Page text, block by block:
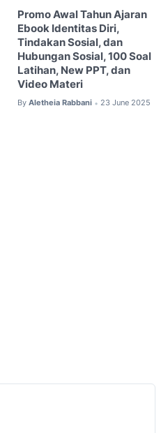
Promo Awal Tahun Ajaran
Ebook Identitas Diri,
Tindakan Sosial, dan
Hubungan Sosial, 100 Soal
Latihan, New PPT, dan
Video Materi
By Aletheia Rabbani • 23 June 2025